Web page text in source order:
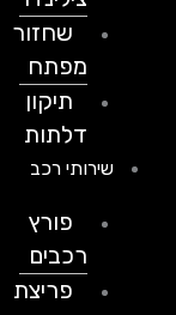
שחזור
מפתח
תיקון
דלתות
שירותי רכב
פורץ
רכבים
פריצת